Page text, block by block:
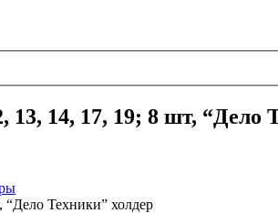
14, 17, 19; 8 шт, “Дело
Техники” холдер